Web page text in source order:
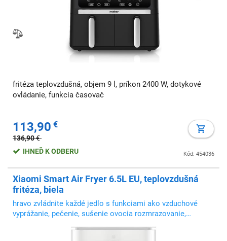
fritéza teplovzdušná, objem 9 l, príkon 2400 W, dotykové
ovládanie, funkcia časovač
113,90 €
136,90€
Kód: 454036
IHNEĎ K ODBERU
Xiaomi Smart Air Fryer 6.5L EU, teplovzdušná
fritéza, biela
hravo zvládnite každé jedlo s funkciami ako vzduchové
vyprážanie, pečenie, sušenie ovocia rozmrazovanie,